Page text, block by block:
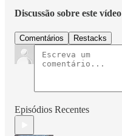
Discussão sobre este vídeo
Comentários Restacks
Episódios Recentes